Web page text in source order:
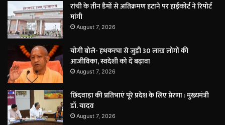
रांची के तीन डैमों से अतिक्रमण हटाने पर हाईकोर्ट ने रिपोर्ट
मांगी
August 7, 2026
योगी बोले- हथकरघा से जुड़ी 30 लाख लोगों की
आजीविका, स्वदेशी को दें बढ़ावा
August 7, 2026
छिंदवाड़ा की प्रतिभाएं पूरे प्रदेश के लिए प्रेरणा : मुख्यमंत्री
डॉ. यादव
August 7, 2026